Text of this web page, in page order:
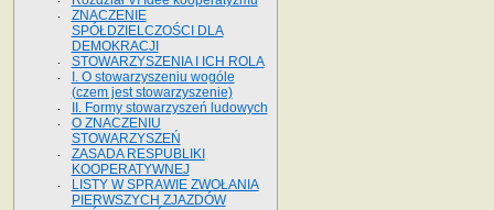
ZNACZENIE
SPÓŁDZIELCZOŚCI DLA
DEMOKRACJI
STOWARZYSZENIA I ICH ROLA
I. O stowarzyszeniu wogóle
(czem jest stowarzyszenie)
II. Formy stowarzyszeń ludowych
O ZNACZENIU
STOWARZYSZEŃ
ZASADA RESPUBLIKI
KOOPERATYWNEJ
LISTY W SPRAWIE ZWOŁANIA
PIERWSZYCH ZJAZDÓW